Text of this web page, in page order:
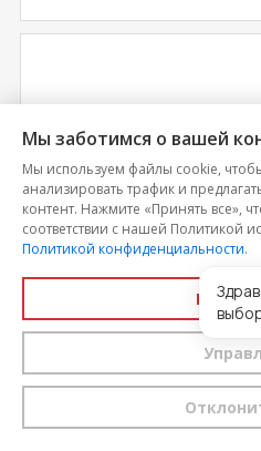
Кровать Вегас (каркас)
Мы заботимся о вашей
Мы используем файлы cookie,
анализировать трафик и
контент. Нажмите «Принять все»,
соответствии с нашей Политикой
Политикой конфиденциальности.